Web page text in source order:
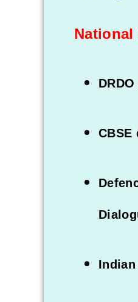
National
CBSE